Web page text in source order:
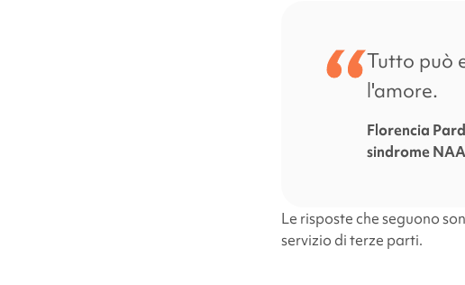
Tutto può
l'amore.
Florencia
sindrome
Le risposte che seguono
servizio di terze parti.